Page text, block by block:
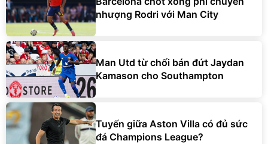
nhượng Rodri với Man City
Man Utd từ chối bán đứt Jaydan
Kamason cho Southampton
Tuyến giữa Aston Villa có đủ sức
đá Champions League?